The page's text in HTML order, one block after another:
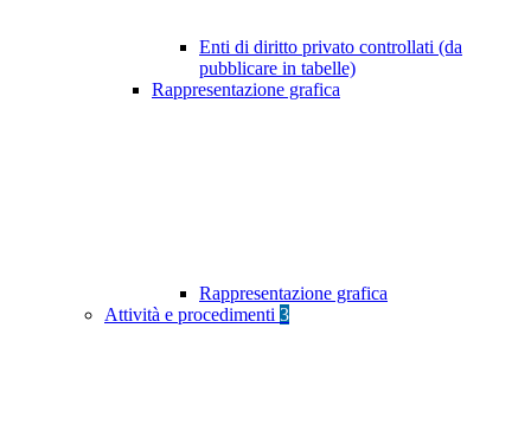
Enti di diritto privato controllati (da
pubblicare in tabelle)
Rappresentazione grafica
Rappresentazione grafica
Attività e procedimenti 3